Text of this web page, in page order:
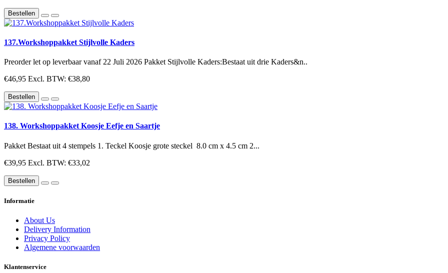
Bestellen
137.Workshoppakket Stijlvolle Kaders
Preorder let op leverbaar vanaf 22 Juli 2026 Pakket Stijlvolle Kaders:Bestaat uit drie Kaders&n..
€46,95 Excl. BTW: €38,80
Bestellen
138. Workshoppakket Koosje Eefje en Saartje
Pakket Bestaat uit 4 stempels 1. Teckel Koosje grote steckel 8.0 cm x 4.5 cm 2...
€39,95 Excl. BTW: €33,02
Bestellen
Informatie
About Us
Delivery Information
Privacy Policy
Algemene voorwaarden
Klantenservice